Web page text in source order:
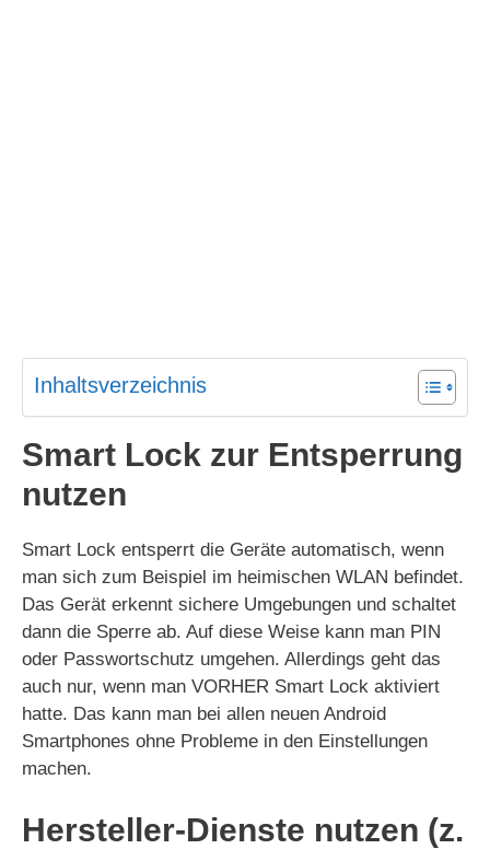
Inhaltsverzeichnis
Smart Lock zur Entsperrung
nutzen
Smart Lock entsperrt die Geräte automatisch, wenn
man sich zum Beispiel im heimischen WLAN befindet.
Das Gerät erkennt sichere Umgebungen und schaltet
dann die Sperre ab. Auf diese Weise kann man PIN
oder Passwortschutz umgehen. Allerdings geht das
auch nur, wenn man VORHER Smart Lock aktiviert
hatte. Das kann man bei allen neuen Android
Smartphones ohne Probleme in den Einstellungen
machen.
Hersteller-Dienste nutzen (z.